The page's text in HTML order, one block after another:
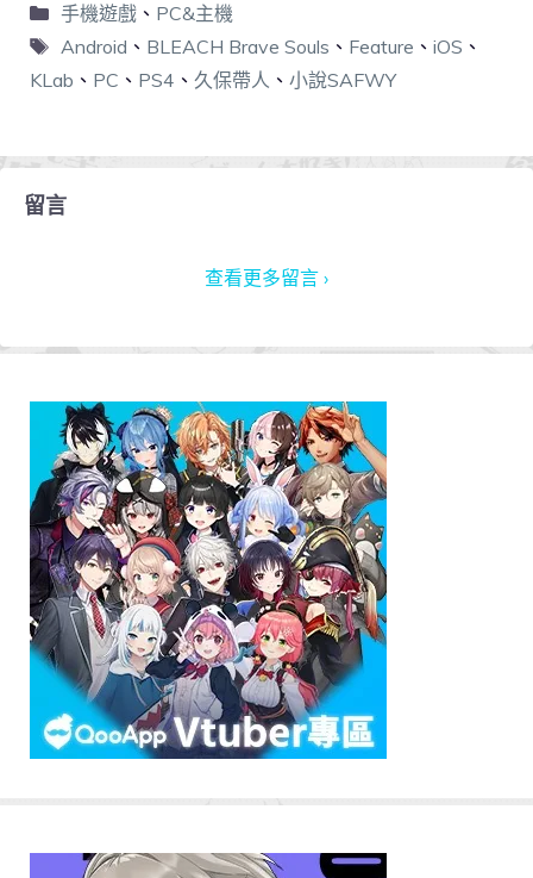
手機遊戲、 PC&主機
Android 、 BLEACH Brave Souls 、 Feature 、 iOS 、
KLab 、 PC 、 PS4 、 久保帶人 、 小說SAFWY
留言
查看更多留言 ›